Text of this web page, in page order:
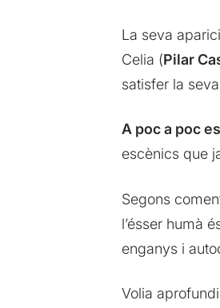
La seva
Celia (Pilar
satisfer la
A poc a poc
escènics que
Segons
l’ésser humà
enganys i
Volia